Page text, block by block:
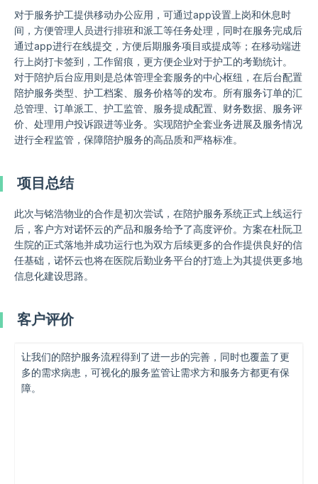
对于服务护工提供移动办公应用，可通过app设置上岗和休息时
间，方便管理人员进行排班和派工等任务处理，同时在服务完成后
通过app进行在线提交，方便后期服务项目或提成等；在移动端进
行上岗打卡签到，工作留痕，更方便企业对于护工的考勤统计。
对于陪护后台应用则是总体管理全套服务的中心枢纽，在后台配置
陪护服务类型、护工档案、服务价格等的发布。所有服务订单的汇
总管理、订单派工、护工监管、服务提成配置、财务数据、服务评
价、处理用户投诉跟进等业务。实现陪护全套业务进展及服务情况
进行全程监管，保障陪护服务的高品质和严格标准。
项目总结
此次与铭浩物业的合作是初次尝试，在陪护服务系统正式上线运行
后，客户方对诺怀云的产品和服务给予了高度评价。方案在杜阮卫
生院的正式落地并成功运行也为双方后续更多的合作提供良好的信
任基础，诺怀云也将在医院后勤业务平台的打造上为其提供更多地
信息化建设思路。
客户评价
让我们的陪护服务流程得到了进一步的完善，同时也覆盖了更
多的需求病患，可视化的服务监管让需求方和服务方都更有保
障。